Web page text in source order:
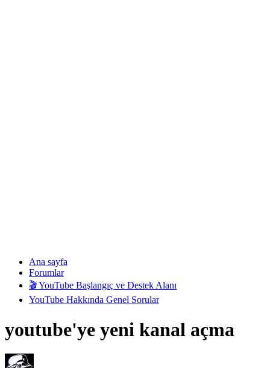
Ana sayfa
Forumlar
🎬 YouTube Başlangıç ve Destek Alanı
YouTube Hakkında Genel Sorular
youtube'ye yeni kanal açma